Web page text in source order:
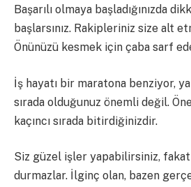
Başarılı olmaya başladığınızda
başlarsınız. Rakipleriniz size alt
Önünüzü kesmek için çaba sarf
İş hayatı bir maratona benziyor,
sırada olduğunuz önemli değil.
kaçıncı sırada bitirdiğinizdir.
Siz güzel işler yapabilirsiniz,
durmazlar. İlginç olan, bazen